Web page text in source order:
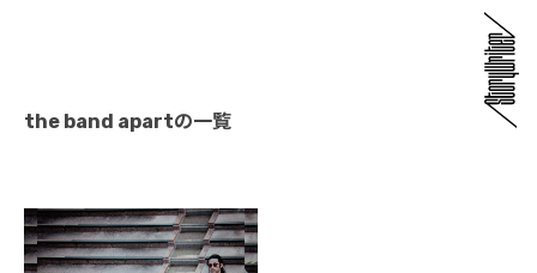
the band apartの一覧